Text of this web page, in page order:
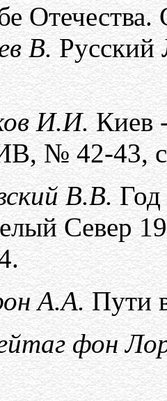
В.Русский
И.И.Киев
№ 42-43,
В.В.Год
Север
А.А.Пути
фон